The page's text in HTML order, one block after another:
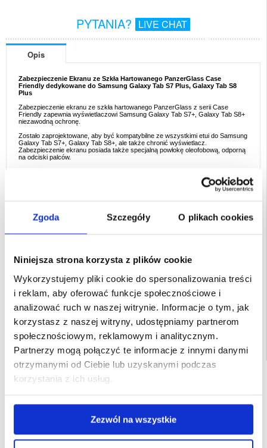
Zgoda Szczegóły O plikach cookies
Niniejsza strona korzysta z plików cookie
Wykorzystujemy pliki cookie do spersonalizowania treści
i reklam, aby oferować funkcje społecznościowe i
analizować ruch w naszej witrynie. Informacje o tym, jak
korzystasz z naszej witryny, udostępniamy partnerom
społecznościowym, reklamowym i analitycznym.
Partnerzy mogą połączyć te informacje z innymi danymi
otrzymanymi od Ciebie lub uzyskanymi podczas
korzystania z ich usług.
Zezwól na wszystkie
PYTANIA? LIVE CHAT
Opis
Zabezpieczenie Ekranu ze Szkła Hartowanego PanzerGlass Case
Friendly dedykowane do Samsung Galaxy Tab S7 Plus, Galaxy Tab S8
Plus
Zabezpieczenie ekranu ze szkła hartowanego PanzerGlass z serii Case
Friendly zapewnia wyświetlaczowi Samsung Galaxy Tab S7+, Galaxy Tab S8+
niezawodną ochronę.
Zostało zaprojektowane, aby być kompatybilne ze wszystkimi etui do Samsung
Galaxy Tab S7+, Galaxy Tab S8+, ale także chronić wyświetlacz.
Zabezpieczenie ekranu posiada także specjalną powłokę oleofobową, odporną
na odciski palców.
- Zabezpieczenie ekranu ze szkła hartowanego PanzerGlass Case Friendly do
- Niezawodna ochrona przed zarysowaniami, przecięciami i innymi typami
w czystości
- Pokrywa całkowicie ekran urządzenia
Opakowanie:Euroblister
EAN: 5711724072420
Powiązane kategorie:Akcesoria do tabletów i iPada,Etui & Akcesoria do
Etui & Akcesoria na tablet Samsung ,
Akcesoria
SZYBKA DOSTAWA
30-DNIOWA POLITYKA ZWROTU